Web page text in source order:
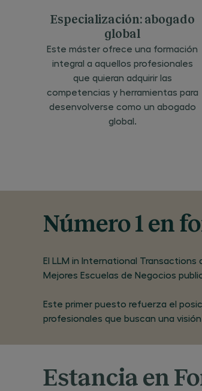
Especialización: abogado
global
Este máster ofrece una formación
integral a aquellos profesionales
que quieran adquirir las
competencias y herramientas para
desenvolverse como un abogado
global.
Número 1 en
El LLM in International
Mejores Escuelas de Negocios
Este primer puesto refuerza el
profesionales que buscan una
Estancia en